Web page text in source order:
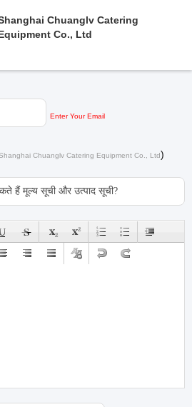
Chuanglv Catering
Co., Ltd
Enter Your Email
Chuanglv Catering Equipment Co., Ltd)